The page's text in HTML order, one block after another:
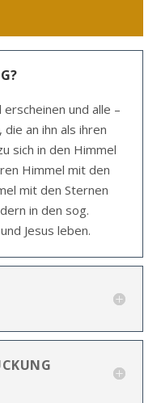
und alle –
an ihn als ihren
sich in den Himmel
Himmel mit den
mit den Sternen
in den sog.
Jesus leben.